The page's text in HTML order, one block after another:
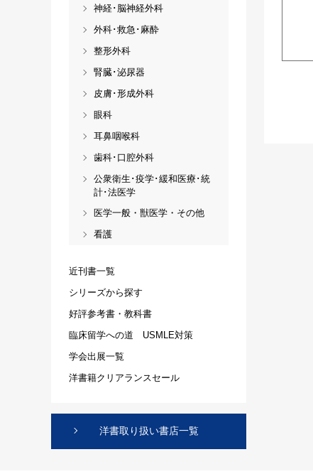
神経･脳神経外科
外科･救急･麻酔
整形外科
腎臓･泌尿器
皮膚･形成外科
眼科
耳鼻咽喉科
歯科･口腔外科
公衆衛生･疫学･緩和医療･統
計･法医学
医学一般・獣医学・その他
看護
近刊書一覧
シリーズから探す
好評参考書・教科書
臨床留学への道 USMLE対策
学会出展一覧
洋書籍クリアランスセール
洋書取り扱い書店一覧